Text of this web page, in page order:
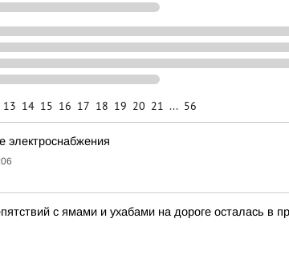
13 14 15 16 17 18 19 20 21 ... 56
электроснабжения
с ямами и ухабами на дороге осталась в